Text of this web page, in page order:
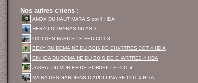
Nos autres chiens :
AMOX DU HAUT MARAIS cot 4 HDA
HENZO DU HARAS DU AS 3
OXO DES HABITS DE FEU COT 3
BEKY DU DOMAINE DU BOIS DE CHARTRES COT 4 HD A
EINHOA DU DOMAINE DU BOIS DE CHARTRES 4 HDA
JARRAI DU MURIER DE SORDEILLE COT 4
MAINA DES GARDIENS D APOLLINAIRE COT 4 HD A